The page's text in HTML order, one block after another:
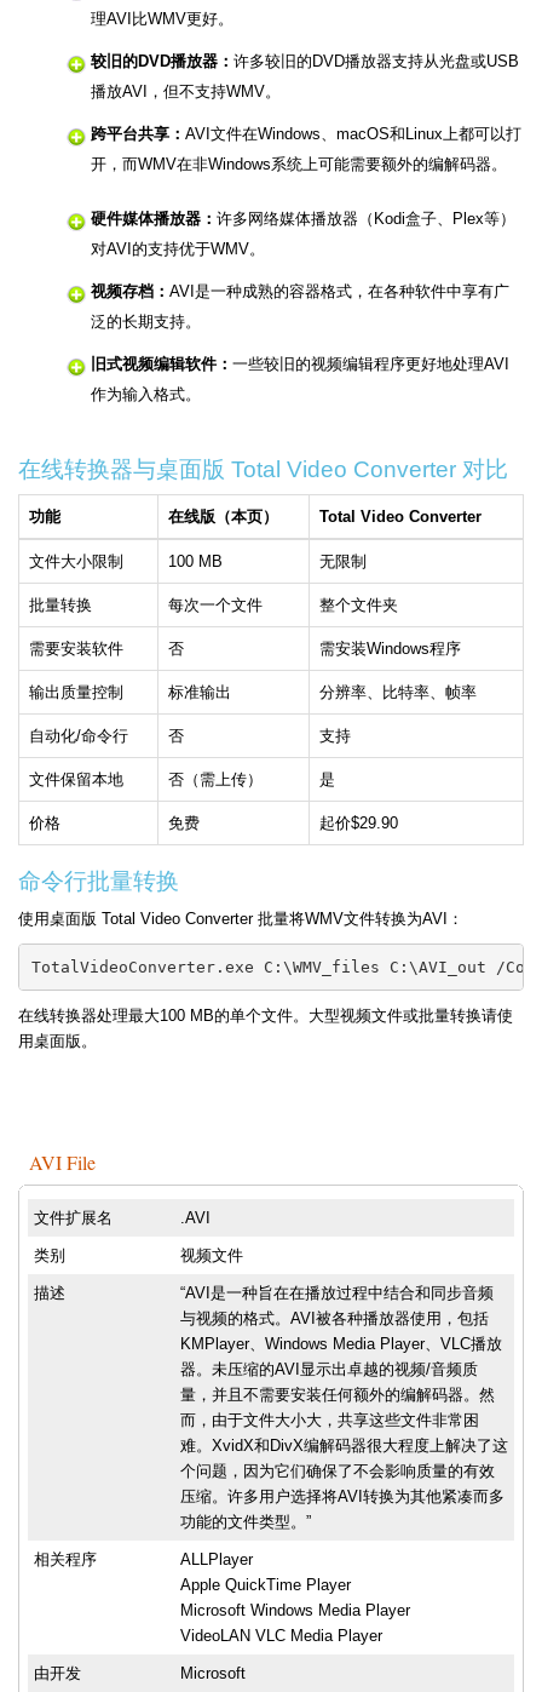
理AVI比WMV更好。
较旧的DVD播放器： 许多较旧的DVD播放器支持从光盘或USB
播放AVI，但不支持WMV。
跨平台共享： AVI文件在Windows、macOS和Linux上都可以打
开，而WMV在非Windows系统上可能需要额外的编解码器。
硬件媒体播放器： 许多网络媒体播放器（Kodi盒子、Plex等）
对AVI的支持优于WMV。
视频存档： AVI是一种成熟的容器格式，在各种软件中享有广
泛的长期支持。
旧式视频编辑软件： 一些较旧的视频编辑程序更好地处理AVI
作为输入格式。
在线转换器与桌面版 Total Video Converter 对比
功能 在线版（本页） Total Video Converter
文件大小限制 100 MB 无限制
批量转换 每次一个文件 整个文件夹
需要安装软件 否 需安装Windows程序
输出质量控制 标准输出 分辨率、比特率、帧率
自动化/命令行 否 支持
文件保留本地 否（需上传） 是
价格 免费 起价$29.90
命令行批量转换
使用桌面版 Total Video Converter 批量将WMV文件转换为AVI：
TotalVideoConverter.exe C:\WMV_files C:\AVI_out /
在线转换器处理最大100 MB的单个文件。大型视频文件或批量转换请使
用桌面版。
AVI File
文件扩展名 .AVI
类别 视频文件
描述
“AVI是一种旨在在播放过程中结合和同步音频
与视频的格式。AVI被各种播放器使用，包括
KMPlayer、Windows Media Player、VLC播放
器。未压缩的AVI显示出卓越的视频/音频质
量，并且不需要安装任何额外的编解码器。然
而，由于文件大小大，共享这些文件非常困
难。XvidX和DivX编解码器很大程度上解决了这
个问题，因为它们确保了不会影响质量的有效
压缩。许多用户选择将AVI转换为其他紧凑而多
功能的文件类型。”
相关程序
ALLPlayer
Apple QuickTime Player
Microsoft Windows Media Player
VideoLAN VLC Media Player
由开发 Microsoft